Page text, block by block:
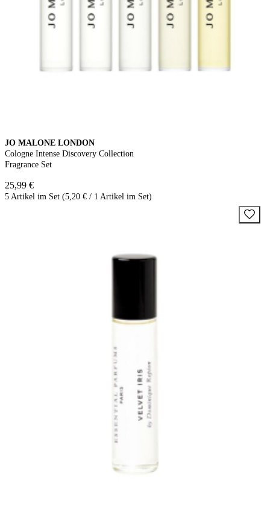
JO MALONE LONDON
Cologne Intense Discovery Collection
Fragrance Set
25,99 €
5 Artikel im Set (5,20 € / 1 Artikel im Set)